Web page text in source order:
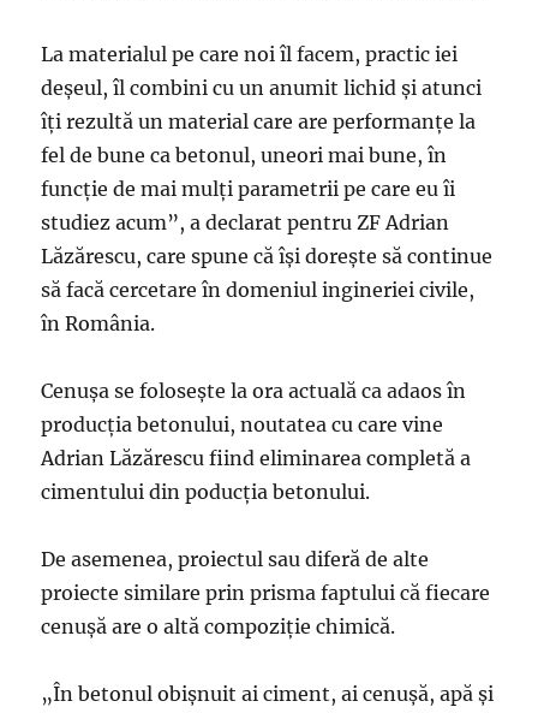
La materialul pe care noi îl facem, practic iei
deşeul, îl combini cu un anumit lichid şi atunci
îţi rezultă un material care are performanţe la
fel de bune ca betonul, uneori mai bune, în
funcţie de mai mulţi parametrii pe care eu îi
studiez acum”, a declarat pentru ZF Adrian
Lăzărescu, care spune că îşi doreşte să continue
să facă cercetare în domeniul ingineriei civile,
în România.
Cenuşa se foloseşte la ora actuală ca adaos în
producţia betonului, noutatea cu care vine
Adrian Lăzărescu fiind eliminarea completă a
cimentului din poducţia betonului.
De asemenea, proiectul sau diferă de alte
proiecte similare prin prisma faptului că fiecare
cenuşă are o altă compoziţie chimică.
„În betonul obişnuit ai ciment, ai cenuşă, apă şi